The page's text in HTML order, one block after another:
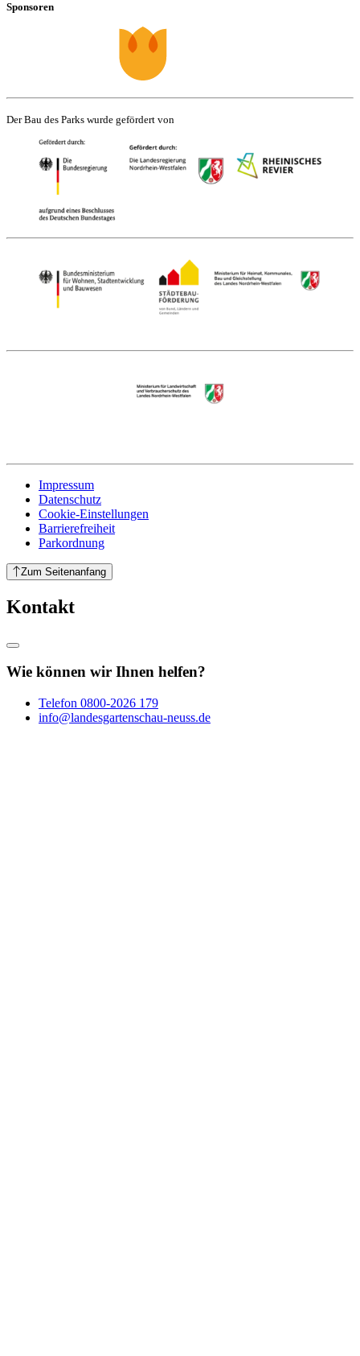
Sponsoren
Der Bau des Parks wurde gefördert von
Impressum
Datenschutz
Cookie-Einstellungen
Barrierefreiheit
Parkordnung
Zum Seitenanfang
Kontakt
Wie können wir Ihnen helfen?
Telefon 0800-2026 179
info@landesgartenschau-neuss.de